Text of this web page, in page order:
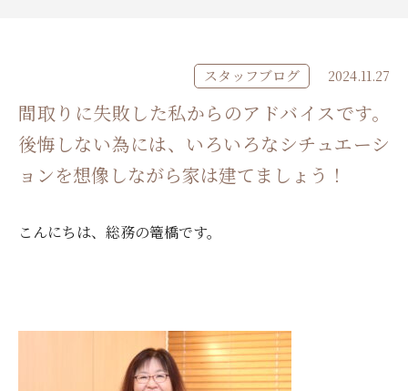
スタッフブログ 2024.11.27
間取りに失敗した私からのアドバイスです。
後悔しない為には、いろいろなシチュエーシ
ョンを想像しながら家は建てましょう！
こんにちは、総務の篭橋です。